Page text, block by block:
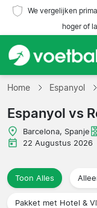
We vergelijken
hoger of
Home
Teams
Competities
Reisorganisaties
Home Espanyol
Espanyol vs
Barcelona, Spanje
22 Augustus 2026
Toon Alles
Pakket met Hotel &